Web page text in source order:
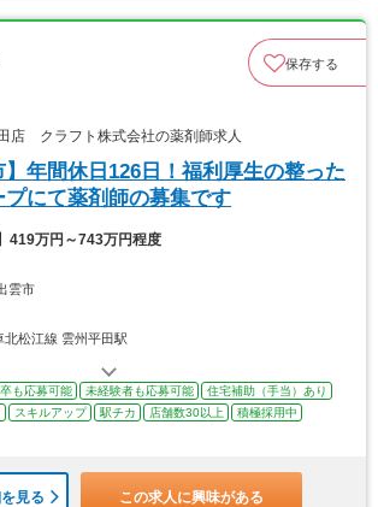
保存する
店 クラフト株式会社の薬剤師求人
】年間休日126日！福利厚生の整った
にて薬剤師の募集です
419万円～743万円程度
雲市
北松江線 雲州平田駅
も応募可能 未経験者も応募可能
住宅補助（手当）あり
スキルアップ 駅チカ 店舗数30以上
積極採用中
見る この求人に興味がある